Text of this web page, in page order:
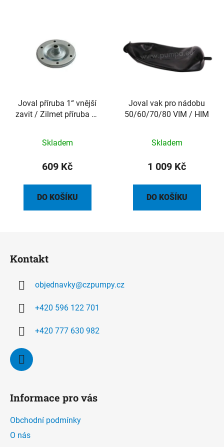
Joval příruba 1“ vnější
zavit / Zilmet příruba 1“
Skladem
609 Kč
DO KOŠÍKU
Joval vak pro nádobu
50/60/70/80 VIM / HIM
Skladem
1 009 Kč
DO KOŠÍKU
Kontakt
objednavky@czpumpy.cz
+420 596 122 701
+420 777 630 982
Informace pro vás
Obchodní podmínky
O nás